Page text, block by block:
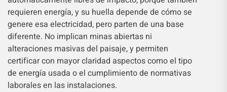
requieren energía, y su huella depende de cómo se
genere esa electricidad, pero parten de una base
diferente. No implican minas abiertas ni
alteraciones masivas del paisaje, y permiten
certificar con mayor claridad aspectos como el tipo
de energía usada o el cumplimiento de normativas
laborales en las instalaciones.